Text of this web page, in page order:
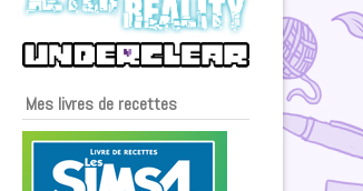
Mes livres de recettes